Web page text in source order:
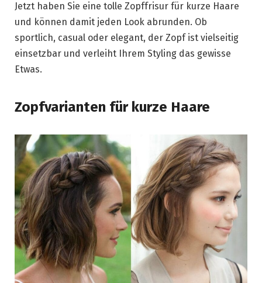
Jetzt haben Sie eine tolle Zopffrisur für kurze Haare
und können damit jeden Look abrunden. Ob
sportlich, casual oder elegant, der Zopf ist vielseitig
einsetzbar und verleiht Ihrem Styling das gewisse
Etwas.
Zopfvarianten für kurze Haare